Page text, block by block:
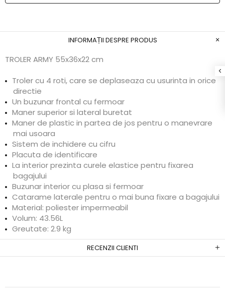
INFORMAȚII DESPRE PRODUS
TROLER ARMY 55x36x22 cm
Troler cu 4 roti, care se deplaseaza cu usurinta in orice
directie
Un buzunar frontal cu fermoar
Maner superior si lateral buretat
Maner de plastic in partea de jos pentru o manevrare
mai usoara
Sistem de inchidere cu cifru
Placuta de identificare
La interior prezinta curele elastice pentru fixarea
bagajului
Buzunar interior cu plasa si fermoar
Catarame laterale pentru o mai buna fixare a bagajului
Material: poliester impermeabil
Volum: 43.56L
Greutate: 2.9 kg
RECENZII CLIENTI